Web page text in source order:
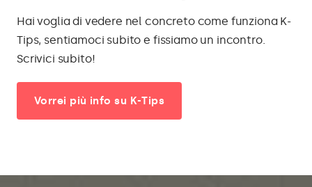
Hai voglia di vedere nel concreto come funziona K-
Tips, sentiamoci subito e fissiamo un incontro.
Scrivici subito!
Vorrei più info su K-Tips